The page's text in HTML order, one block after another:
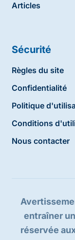
Articles
Sécurité
Règles du site
Confidentialité
Politique
Conditions
Nous contacter
entraîner
réservée